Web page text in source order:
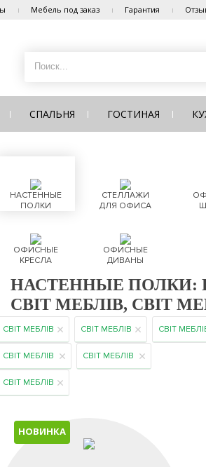
Мебель под заказ Гарантия
СПАЛЬНЯ ГОСТИНАЯ
НАСТЕННЫЕ
ПОЛКИ
СТЕЛЛАЖИ
ДЛЯ ОФИСА
ОФИСНЫЕ
КРЕСЛА
ОФИСНЫЕ
ДИВАНЫ
НАСТЕННЫЕ ПОЛКИ:
СВІТ МЕБЛІВ, СВІТ
СВІТ МЕБЛІВ СВІТ МЕБЛІВ СВІТ
СВІТ МЕБЛІВ СВІТ МЕБЛІВ
СВІТ МЕБЛІВ
НОВИНКА